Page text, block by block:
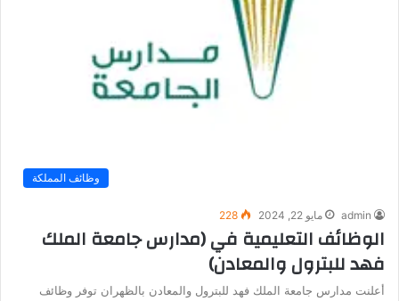
وظائف المملكة
admin مايو 22, 2024 228
الوظائف التعليمية في (مدارس جامعة الملك
فهد للبترول والمعادن)
أعلنت مدارس جامعة الملك فهد للبترول والمعادن بالظهران توفر وظائف